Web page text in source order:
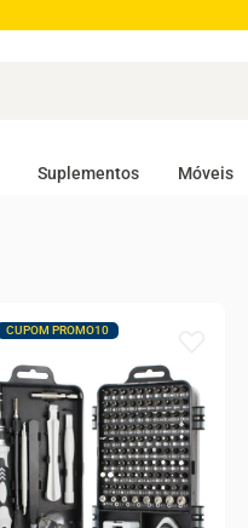
Suplementos Móveis
CUPOM PROMO10